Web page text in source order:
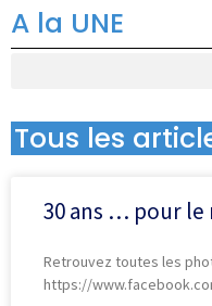
A la UNE
Tous les
30 ans … pour le
Retrouvez toutes les
https://